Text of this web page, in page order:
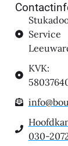
Service
KVK:
030-